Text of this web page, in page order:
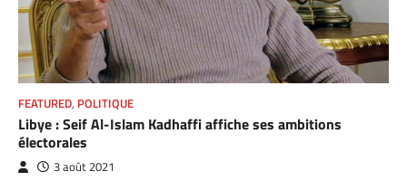
FEATURED, POLITIQUE
Libye : Seif Al-Islam Kadhaffi affiche ses ambitions
électorales
3 août 2021